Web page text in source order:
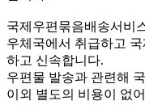
국제우편묶음배송서비
우체국에서 취급하고
하고 신속합니다.
우편물 발송과 관련해
이외 별도의 비용이 없